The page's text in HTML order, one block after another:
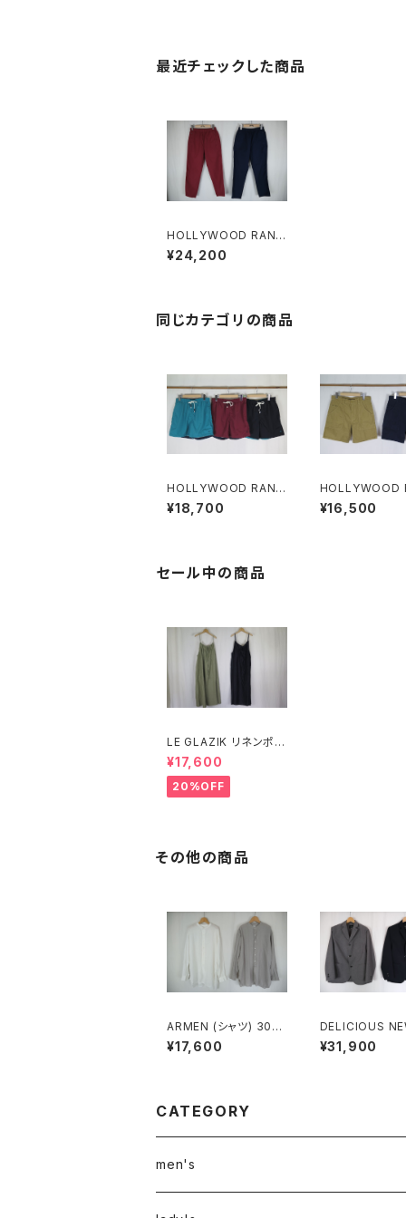
最近チェックした商品
HOLLYWOOD RANC
H MARKET フィールソ
ーグッド フィールドパン
¥24,200
同じカテゴリの商品
HOLLYWOOD RANC
H MARKET Hエンブロ
イダリー ライトシェルバ
¥18,700
HOLLYWOOD
H MARKET サ
ール ビーチショ
¥16,500
セール中の商品
LE GLAZIK リネンポリ
エステル キャミソールワ
ンピース
¥17,600
20%OFF
その他の商品
ARMEN (シャツ) 30s
GAUZE PLAIN OVER
DYE UTILITY BANDE
¥17,600
DELICIOUS
vel Jacket
¥31,900
CATEGORY
men's